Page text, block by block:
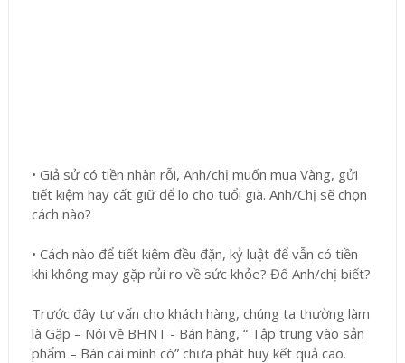
• Giả sử có tiền nhàn rỗi, Anh/chị muốn mua Vàng, gửi
tiết kiệm hay cất giữ để lo cho tuổi già. Anh/Chị sẽ chọn
cách nào?
• Cách nào để tiết kiệm đều đặn, kỷ luật để vẫn có tiền
khi không may gặp rủi ro về sức khỏe? Đố Anh/chị biết?
Trước đây tư vấn cho khách hàng, chúng ta thường làm
là Gặp – Nói về BHNT - Bán hàng, “ Tập trung vào sản
phẩm – Bán cái mình có” chưa phát huy kết quả cao.